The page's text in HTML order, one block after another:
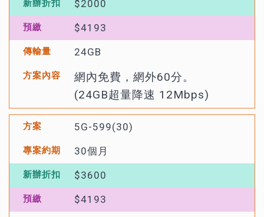
$2000
$4193
24GB
網內免費，網外60分。
(24GB超量降速 12Mbps)
5G-599(30)
30個月
$3600
$4193